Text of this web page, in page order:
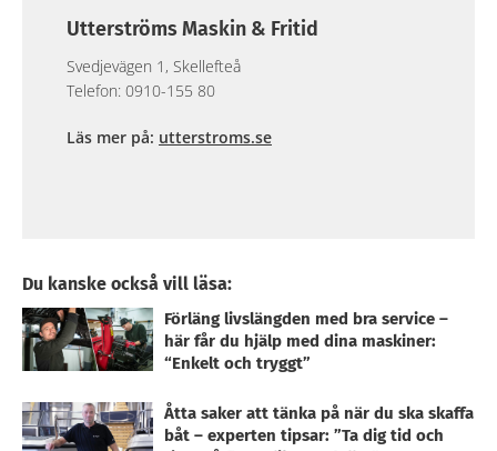
Utterströms Maskin & Fritid
Svedjevägen 1, Skellefteå
Telefon: 0910-155 80
Läs mer på: utterstroms.se
Du kanske också vill läsa:
Förläng livslängden med bra service –
här får du hjälp med dina maskiner:
“Enkelt och tryggt”
Åtta saker att tänka på när du ska skaffa
båt – experten tipsar: ”Ta dig tid och